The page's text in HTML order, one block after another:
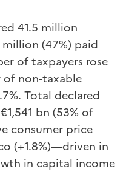
41.5 million
(47%) paid
of taxpayers rose
of non-taxable
Total declared
bn (53% of
consumer price
(+1.8%)—driven in
in capital income